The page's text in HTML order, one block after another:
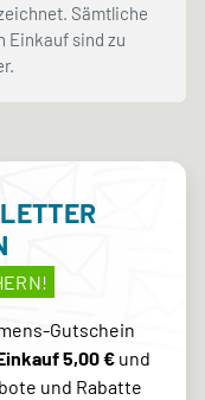
Sämtliche
Einkauf sind zu
Gutschein
5,00 €und
und Rabatte